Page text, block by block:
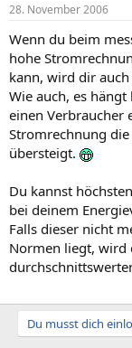
28. November 2006
Wenn du beim
hohe
kann, wird dir
Wie auch, es
einen Verbraucher
Stromrechnung
übersteigt.
Du kannst
bei deinem
Falls dieser nicht
Normen liegt, wird
Du musst dich